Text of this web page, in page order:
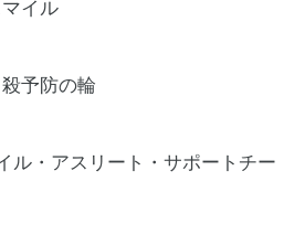
イル
予防の輪
・アスリート・サポートチー